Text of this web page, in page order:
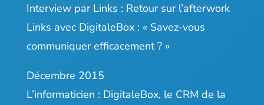
Interview par Links : Retour sur l’afterwork
Links avec DigitaleBox : « Savez-vous
communiquer efficacement ? »
Décembre 2015
L’informaticien : DigitaleBox, le CRM de la